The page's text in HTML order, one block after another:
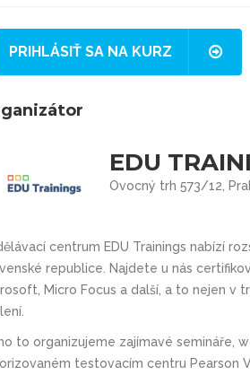
PRIHLÁSIŤ SA NA KURZ
EDU
Ovocný trh 573/12,
centrum EDU Trainings nabízí
republice. Najdete u nás
Micro Focus a další , a to nejen v
to organizujeme zajímavé semináře,
testovacím centru Pearson